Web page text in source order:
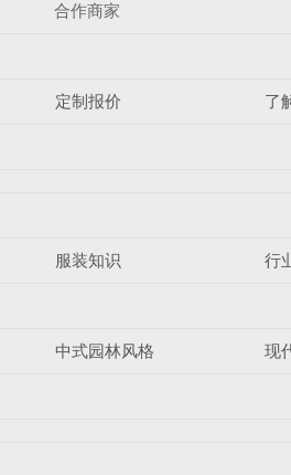
合作商家
定制报价 了
服装知识 行
中式园林风格 现